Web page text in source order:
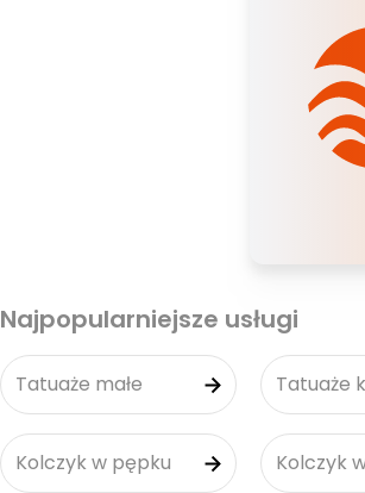
Najpopularniejsze usługi
Tatuaże małe Tatuaże
Kolczyk w pępku Kolczyk